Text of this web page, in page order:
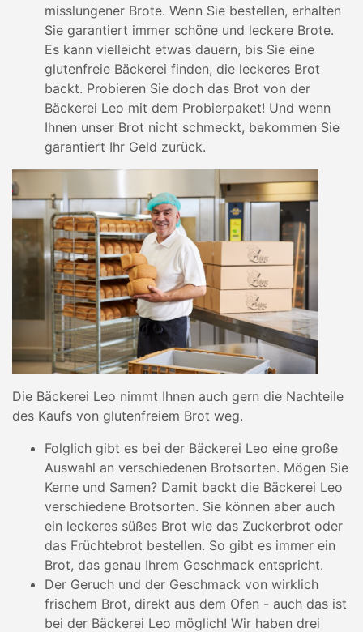
misslungener Brote. Wenn Sie bestellen, erhalten
Sie garantiert immer schöne und leckere Brote.
Es kann vielleicht etwas dauern, bis Sie eine
glutenfreie Bäckerei finden, die leckeres Brot
backt. Probieren Sie doch das Brot von der
Bäckerei Leo mit dem Probierpaket! Und wenn
Ihnen unser Brot nicht schmeckt, bekommen Sie
garantiert Ihr Geld zurück.
Die Bäckerei Leo nimmt Ihnen auch gern die Nachteile
des Kaufs von glutenfreiem Brot weg.
Folglich gibt es bei der Bäckerei Leo eine große
Auswahl an verschiedenen Brotsorten. Mögen Sie
Kerne und Samen? Damit backt die Bäckerei Leo
verschiedene Brotsorten. Sie können aber auch
ein leckeres süßes Brot wie das Zuckerbrot oder
das Früchtebrot bestellen. So gibt es immer ein
Brot, das genau Ihrem Geschmack entspricht.
Der Geruch und der Geschmack von wirklich
frischem Brot, direkt aus dem Ofen - auch das ist
bei der Bäckerei Leo möglich! Wir haben drei